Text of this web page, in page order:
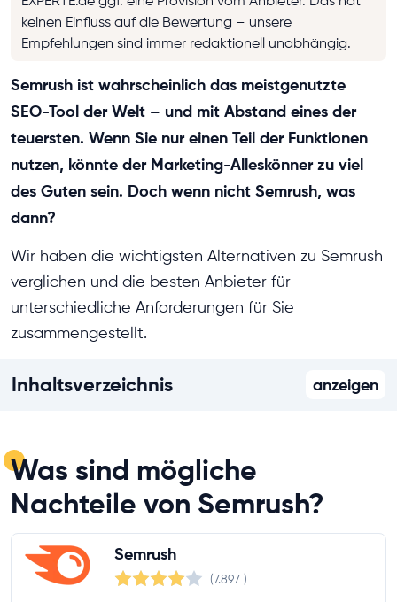
keinen Einfluss auf die Bewertung – unsere
Empfehlungen sind immer redaktionell unabhängig.
Semrush ist wahrscheinlich das meistgenutzte
SEO-Tool der Welt – und mit Abstand eines der
teuersten. Wenn Sie nur einen Teil der Funktionen
nutzen, könnte der Marketing-Alleskönner zu viel
des Guten sein. Doch wenn nicht Semrush, was
dann?
Wir haben die wichtigsten Alternativen zu Semrush
verglichen und die besten Anbieter für
unterschiedliche Anforderungen für Sie
zusammengestellt.
Inhaltsverzeichnis anzeigen
Was sind mögliche
Nachteile von Semrush?
Semrush
(7.897 )